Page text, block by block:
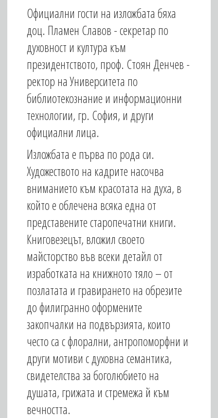
Официални гости на изложбата бяха
доц. Пламен Славов - секретар по
духовност и култура към
президентството, проф. Стоян Денчев -
ректор на Университета по
библиотекознание и информационни
технологии, гр. София, и други
официални лица.
Изложбата е първа по рода си.
Художеството на кадрите насочва
вниманието към красотата на духа, в
който е облечена всяка една от
представените старопечатни книги.
Книговезецът, вложил своето
майсторство във всеки детайл от
изработката на книжното тяло – от
позлатата и гравирането на обрезите
до филигранно оформените
закопчалки на подвързията, които
често са с флорални, антропоморфни и
други мотиви с духовна семантика,
свидетелства за боголюбието на
душата, грижата и стремежа й към
вечността.